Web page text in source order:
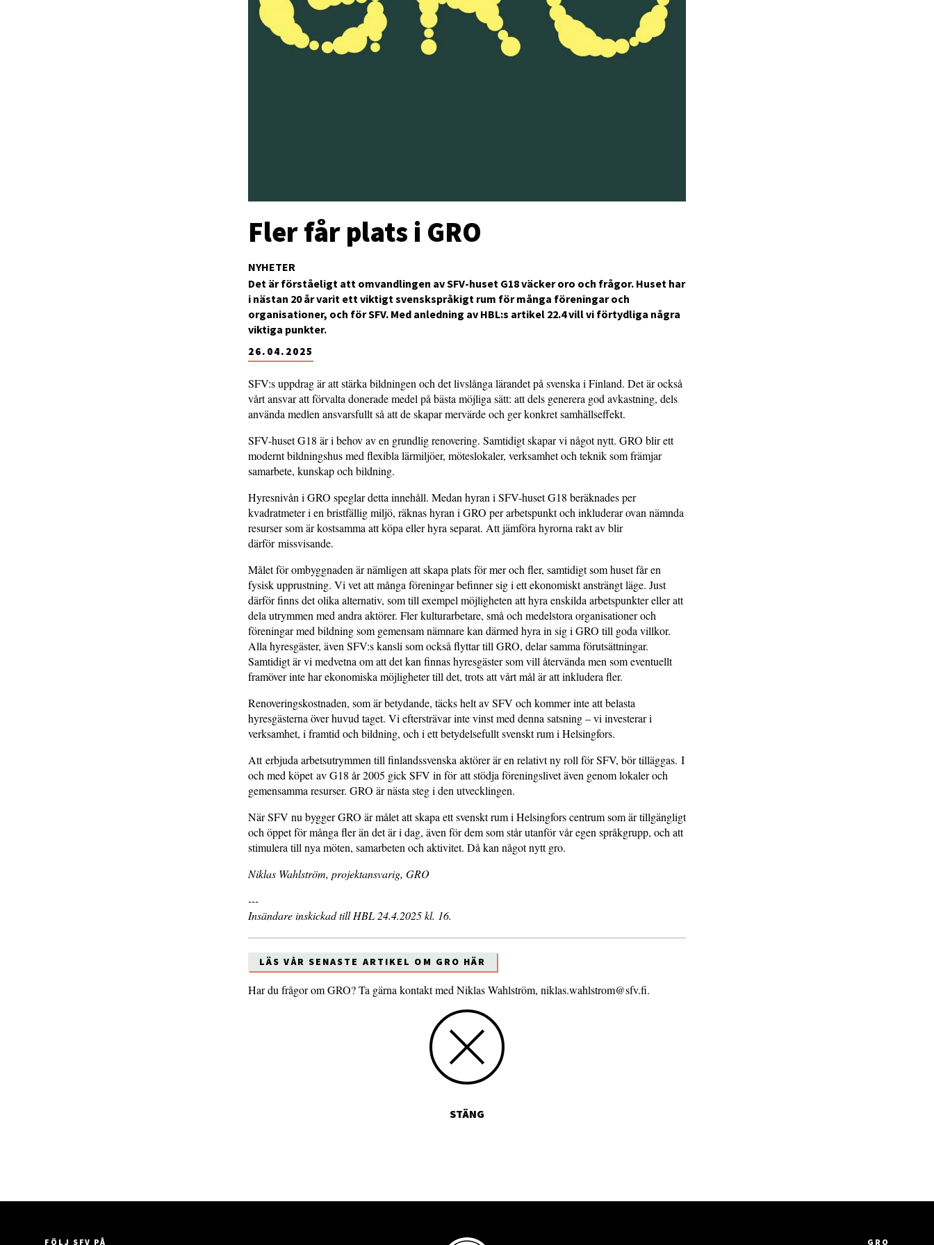
NYHETER
Fler får plats i GRO
26.04.2025
Det är förståeligt att omvandlingen av SFV-huset G18 väcker oro och frågor. Huset har
i nästan 20 år varit ett viktigt svenskspråkigt rum för många föreningar och
organisationer, och för SFV. Med anledning av HBL:s artikel 22.4 vill vi förtydliga några
viktiga punkter.
SFV:s uppdrag är att stärka bildningen och det livslånga lärandet på svenska i Finland. Det är också
vårt ansvar att förvalta donerade medel på bästa möjliga sätt: att dels generera god avkastning, dels
använda medlen ansvarsfullt så att de skapar mervärde och ger konkret samhällseffekt.
SFV-huset G18 är i behov av en grundlig renovering. Samtidigt skapar vi något nytt. GRO blir ett
modernt bildningshus med flexibla lärmiljöer, möteslokaler, verksamhet och teknik som främjar
samarbete, kunskap och bildning.
Hyresnivån i GRO speglar detta innehåll. Medan hyran i SFV-huset G18 beräknades per
kvadratmeter i en bristfällig miljö, räknas hyran i GRO per arbetspunkt och inkluderar ovan nämnda
resurser som är kostsamma att köpa eller hyra separat. Att jämföra hyrorna rakt av blir
därför missvisande.
Målet för ombyggnaden är nämligen att skapa plats för mer och fler, samtidigt som huset får en
fysisk upprustning. Vi vet att många föreningar befinner sig i ett ekonomiskt ansträngt läge. Just
därför finns det olika alternativ, som till exempel möjligheten att hyra enskilda arbetspunkter eller att
dela utrymmen med andra aktörer. Fler kulturarbetare, små och medelstora organisationer och
föreningar med bildning som gemensam nämnare kan därmed hyra in sig i GRO till goda villkor.
Alla hyresgäster, även SFV:s kansli som också flyttar till GRO, delar samma förutsättningar.
Samtidigt är vi medvetna om att det kan finnas hyresgäster som vill återvända men som eventuellt
framöver inte har ekonomiska möjligheter till det, trots att vårt mål är att inkludera fler.
Renoveringskostnaden, som är betydande, täcks helt av SFV och kommer inte att belasta
hyresgästerna över huvud taget. Vi eftersträvar inte vinst med denna satsning – vi investerar i
verksamhet, i framtid och bildning, och i ett betydelsefullt svenskt rum i Helsingfors.
Att erbjuda arbetsutrymmen till finlandssvenska aktörer är en relativt ny roll för SFV, bör tilläggas. I
och med köpet av G18 år 2005 gick SFV in för att stödja föreningslivet även genom lokaler och
gemensamma resurser. GRO är nästa steg i den utvecklingen.
När SFV nu bygger GRO är målet att skapa ett svenskt rum i Helsingfors centrum som är tillgängligt
och öppet för många fler än det är i dag, även för dem som står utanför vår egen språkgrupp, och att
stimulera till nya möten, samarbeten och aktivitet. Då kan något nytt gro.
Niklas Wahlström, projektansvarig, GRO
---
Insändare inskickad till HBL 24.4.2025 kl. 16.
LÄS VÅR SENASTE ARTIKEL OM GRO HÄR
Har du frågor om GRO? Ta gärna kontakt med Niklas Wahlström, niklas.wahlstrom@sfv.fi.
STÄNG
FÖLJ SFV PÅ GRO